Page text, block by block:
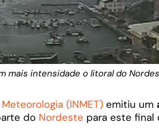
mais intensidade o litoral do
(INMET) emitiu um
do Nordeste para este final